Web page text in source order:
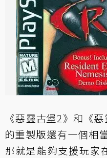
《惡靈古堡2》和《
的重製版還有一個相
那就是能夠支援玩家